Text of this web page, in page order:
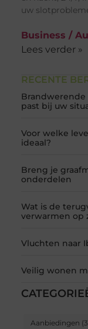
RECENTE
past bij uw
Voor welke
ideaal?
Breng je
onderdelen
Wat is de
verwarmen op
Vluchten naar
Veilig wonen
Aanbiedingen
uw
Business /
Lees verder »